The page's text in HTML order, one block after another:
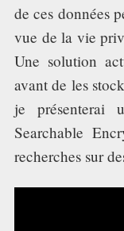
DEVCAMPS
BLOG
TECH TIME
de ces données
vue de la vie
Une solution
avant de les
je présenterai
Searchable
recherches sur